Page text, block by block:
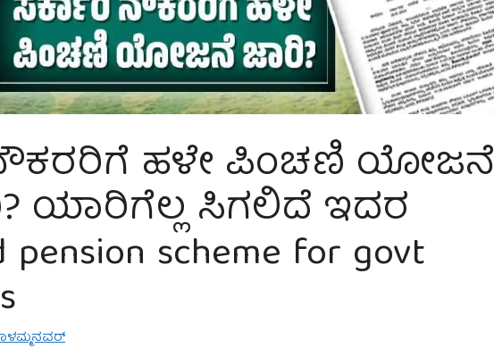
ಹಳೇ ಪಿಂಚಣಿ ಯೋಜನೆ
ಯಾರಿಗೆಲ್ಲ ಸಿಗಲಿದೆ ಇದರ
scheme for govt